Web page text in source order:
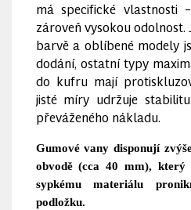
má specifické vlastnosti
zároveň vysokou odolnost.
barvě a oblíbené modely
dodání, ostatní typy
do kufru mají
jisté míry udržuje
převáženého nákladu.
Gumové vany disponují
obvodě (cca 40 mm), který
sypkému materiálu
podložku.